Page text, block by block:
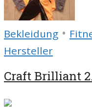
Bekleidung •
Hersteller
Craft Brilliant